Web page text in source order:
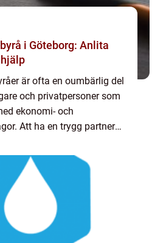
i Göteborg: Anlita
är ofta en oumbärlig del
och privatpersoner som
ekonomi- och
Att ha en trygg partner